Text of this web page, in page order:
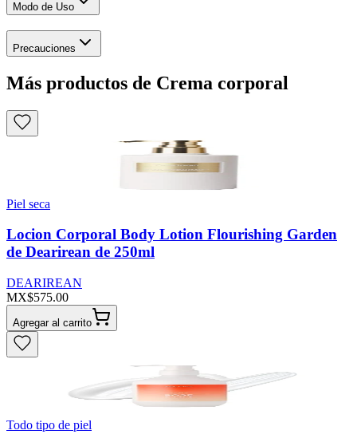
Modo de Uso
Precauciones
Más productos de Crema corporal
Piel seca
Locion Corporal Body Lotion Flourishing Garden
de Dearirean de 250ml
DEARIREAN
MX$575.00
Agregar al carrito
Todo tipo de piel